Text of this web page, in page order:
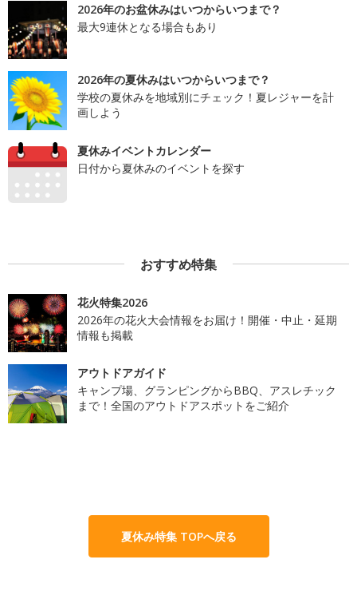
2026年のお盆休みはいつからいつまで？
最大9連休となる場合もあり
2026年の夏休みはいつからいつまで？
学校の夏休みを地域別にチェック！夏レジャーを計
画しよう
夏休みイベントカレンダー
日付から夏休みのイベントを探す
おすすめ特集
花火特集2026
2026年の花火大会情報をお届け！開催・中止・延期
情報も掲載
アウトドアガイド
キャンプ場、グランピングからBBQ、アスレチック
まで！全国のアウトドアスポットをご紹介
夏休み特集 TOPへ戻る